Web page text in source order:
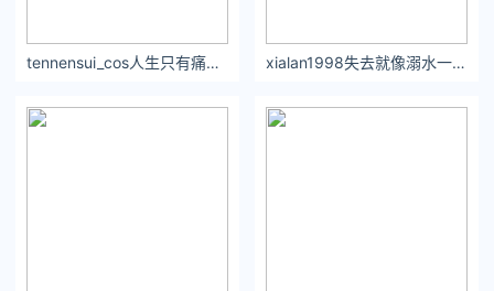
…………
在我发誓肯定不逼着她跳操后，她勉强同意了替我分担一半。
tennensui_cos人生只有痛过哭过经历之后才会明白一些事 xialan1998失去就像溺水一样窒息的痛和锥心的苦然后刺骨的绝望